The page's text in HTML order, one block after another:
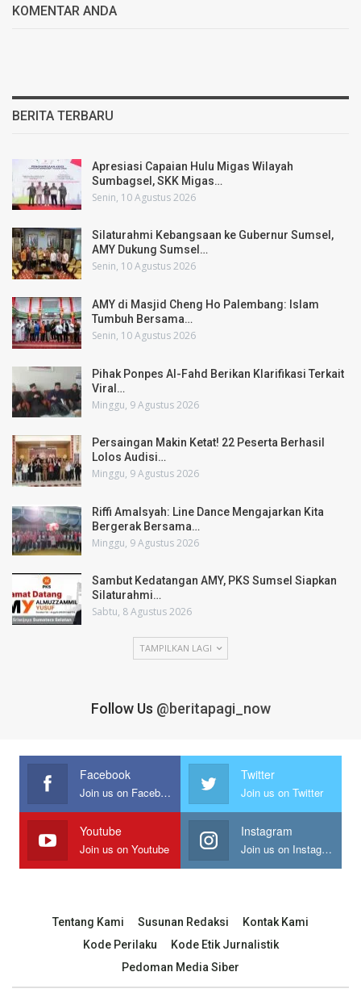
KOMENTAR ANDA
BERITA TERBARU
Apresiasi Capaian Hulu Migas Wilayah
Sumbagsel, SKK Migas…
Senin, 10 Agustus 2026
Silaturahmi Kebangsaan ke Gubernur Sumsel,
AMY Dukung Sumsel…
Senin, 10 Agustus 2026
AMY di Masjid Cheng Ho Palembang: Islam
Tumbuh Bersama…
Senin, 10 Agustus 2026
Pihak Ponpes Al-Fahd Berikan Klarifikasi Terkait
Viral…
Minggu, 9 Agustus 2026
Persaingan Makin Ketat! 22 Peserta Berhasil
Lolos Audisi…
Minggu, 9 Agustus 2026
Riffi Amalsyah: Line Dance Mengajarkan Kita
Bergerak Bersama…
Minggu, 9 Agustus 2026
Sambut Kedatangan AMY, PKS Sumsel Siapkan
Silaturahmi…
Sabtu, 8 Agustus 2026
TAMPILKAN LAGI
Follow Us @beritapagi_now
Facebook
Join us on Facebook
Twitter
Join us on Twitter
Youtube
Join us on Youtube
Instagram
Join us on Instagram
Tentang Kami Susunan Redaksi
Kontak Kami
Kode Perilaku
Kode Etik Jurnalistik
Pedoman Media Siber